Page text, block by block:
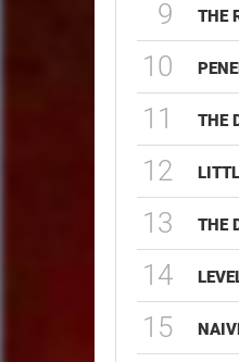
9 THE
10
11 THE
12
13 THE
14
15